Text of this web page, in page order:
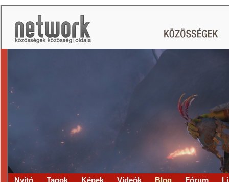
Nyitó Tagok Képek Videók Blog Fórum